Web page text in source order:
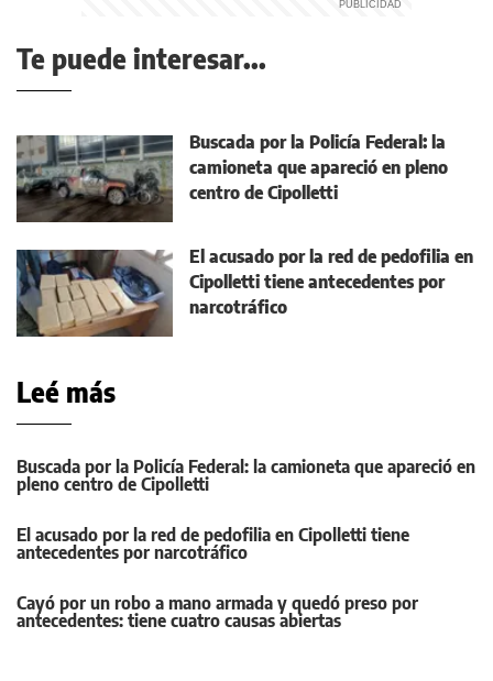
Te puede interesar...
Buscada por la Policía Federal: la
camioneta que apareció en pleno
centro de Cipolletti
El acusado por la red de pedofilia en
Cipolletti tiene antecedentes por
narcotráfico
Leé más
Buscada por la Policía Federal: la camioneta que apareció en
pleno centro de Cipolletti
El acusado por la red de pedofilia en Cipolletti tiene
antecedentes por narcotráfico
Cayó por un robo a mano armada y quedó preso por
antecedentes: tiene cuatro causas abiertas